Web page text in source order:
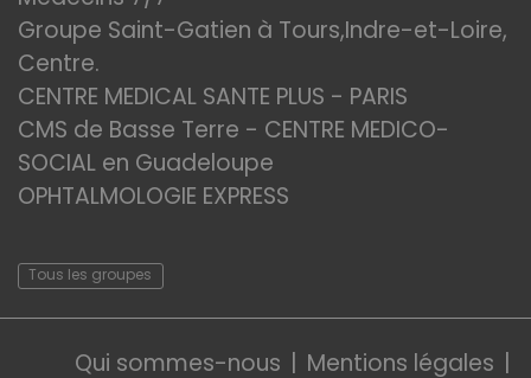
Groupe Saint-Gatien à Tours,Indre-et-Loire,
Centre.
CENTRE MEDICAL SANTE PLUS - PARIS
CMS de Basse Terre - CENTRE MEDICO-
SOCIAL en Guadeloupe
OPHTALMOLOGIE EXPRESS
Tous les groupes
Qui sommes-nous
Mentions légales